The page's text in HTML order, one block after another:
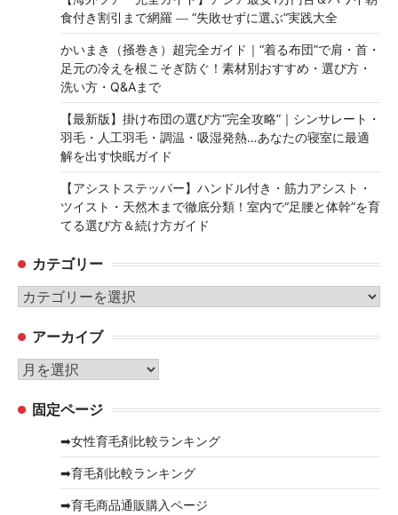
食付き割引まで網羅 ― “失敗せずに選ぶ”実践大全
かいまき（掻巻き）超完全ガイド｜“着る布団”で肩・首・
足元の冷えを根こそぎ防ぐ！素材別おすすめ・選び方・
洗い方・Q&Aまで
【最新版】掛け布団の選び方“完全攻略”｜シンサレート・
羽毛・人工羽毛・調温・吸湿発熱…あなたの寝室に最適
解を出す快眠ガイド
【アシストステッパー】ハンドル付き・筋力アシスト・
ツイスト・天然木まで徹底分類！室内で“足腰と体幹”を育
てる選び方＆続け方ガイド
カテゴリー
カ
ゴ
リ
ー
アーカイブ
ア
カ 固定ページ
➡女性育毛剤比較ランキング
➡育毛剤比較ランキング
➡育毛商品通販購入ページ